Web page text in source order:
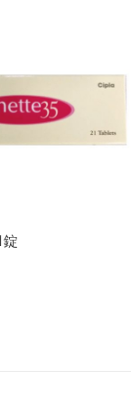
錠